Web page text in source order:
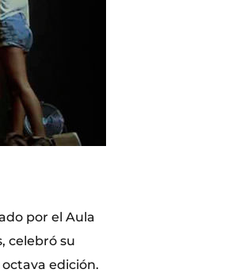
por el Aula
celebró su
edición.